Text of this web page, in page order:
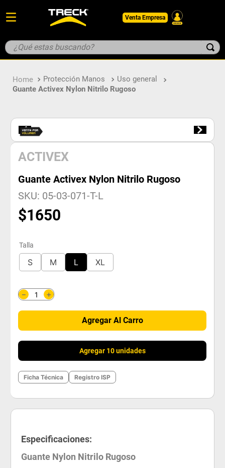
Venta Empresa
¿Qué estas buscando?
Protección Manos
Uso general
Guante Activex Nylon Nitrilo Rugoso
ACTIVEX
Guante Activex Nylon Nitrilo Rugoso
SKU: 05-03-071-T-L
$1650
Talla
S M L XL
＋
－
Agregar Al Carro
Agregar 10 unidades
Ficha Técnica Registro ISP
Especificaciones:
Guante Nylon Nitrilo Rugoso
1. botin